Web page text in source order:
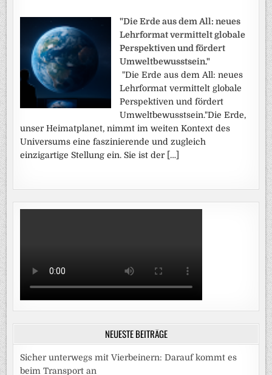
"Die Erde aus dem All: neues
Lehrformat vermittelt globale
Perspektiven und fördert
Umweltbewusstsein."
"Die Erde aus dem All: neues
Lehrformat vermittelt globale
Perspektiven und fördert
Umweltbewusstsein."Die Erde,
unser Heimatplanet, nimmt im weiten Kontext des
Universums eine faszinierende und zugleich
einzigartige Stellung ein. Sie ist der […]
NEUESTE BEITRÄGE
Sicher unterwegs mit Vierbeinern: Darauf kommt es
beim Transport an